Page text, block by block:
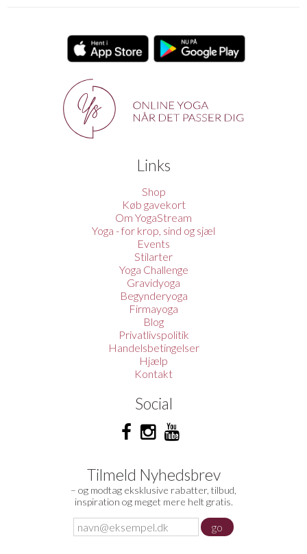
Links
Shop
Køb gavekort
Om YogaStream
Yoga - for krop, sind og sjæl
Events
Stilarter
Yoga Challenge
Gravidyoga
Begynderyoga
Firmayoga
Blog
Privatlivspolitik
Handelsbetingelser
Hjælp
Kontakt
Social
Tilmeld Nyhedsbrev
– og modtag eksklusive rabatter, tilbud,
inspiration og meget mere helt gratis.